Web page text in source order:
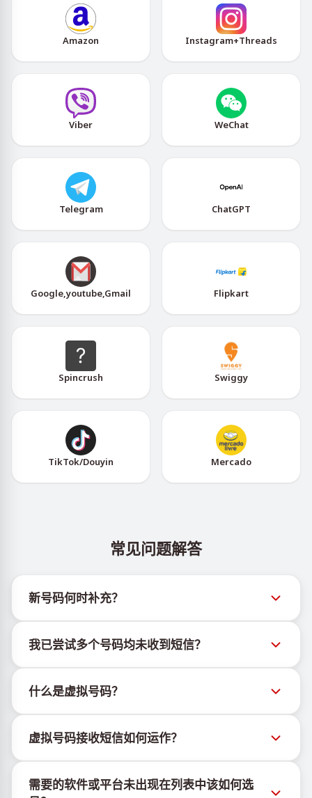
Amazon Instagram+Threads
Viber WeChat
Telegram ChatGPT
Google,youtube,Gmail Flipkart
Spincrush Swiggy
TikTok/Douyin Mercado
常见问题解答
新号码何时补充？
人 @TigerSMSofficial_bot 查看。该频道会及时更新，
帮助用户获取最新号码库存。
我已尝试多个号码均未收到短信？
率。各服务平台的算法可能因多种原因拦截临时号码的
短信。为提高成功率，请尝试以下方法：
持续更换新号码尝试
登出设备上该服务的其他活跃账户
什么是虚拟号码？
或设备，也不受固定地理位置限制。其主要功能是接收
短信，包括OTP和激活码。
虚拟号码接收短信如何运作？
我们使用自有基础设施管理SIM卡，并结合定制软件为
需要的软件或平台未出现在列表中该如何选